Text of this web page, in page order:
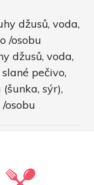
džusů, voda,
/osobu
džusů, voda,
pečivo,
sýr),
osobu